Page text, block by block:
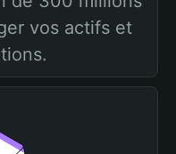
vos actifs et